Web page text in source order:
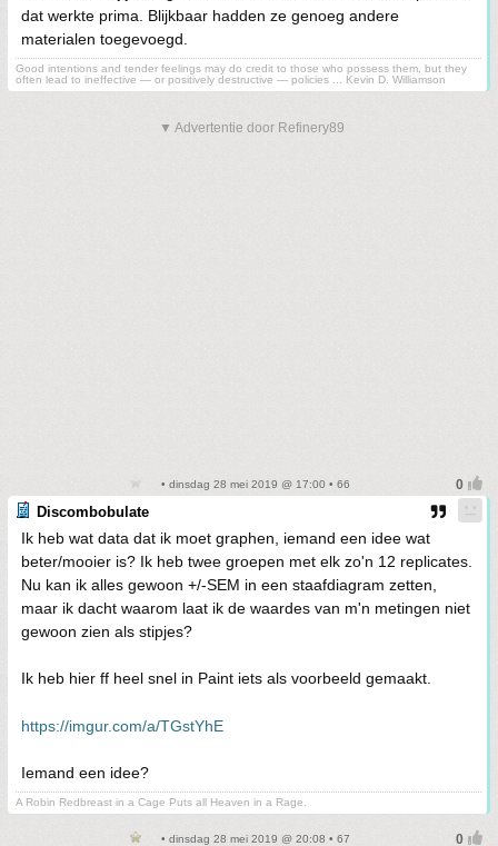
dat werkte prima. Blijkbaar hadden ze genoeg andere
materialen toegevoegd.
Good intentions and tender feelings may do credit to those who possess them, but they
often lead to ineffective — or positively destructive — policies ... Kevin D. Williamson
▼ Advertentie door Refinery89
• dinsdag 28 mei 2019 @ 17:00 • 66
Discombobulate
Ik heb wat data dat ik moet graphen, iemand een idee wat
beter/mooier is? Ik heb twee groepen met elk zo'n 12 replicates.
Nu kan ik alles gewoon +/-SEM in een staafdiagram zetten,
maar ik dacht waarom laat ik de waardes van m'n metingen niet
gewoon zien als stipjes?
Ik heb hier ff heel snel in Paint iets als voorbeeld gemaakt.
https://imgur.com/a/TGstYhE
Iemand een idee?
A Robin Redbreast in a Cage Puts all Heaven in a Rage.
• dinsdag 28 mei 2019 @ 20:08 • 67